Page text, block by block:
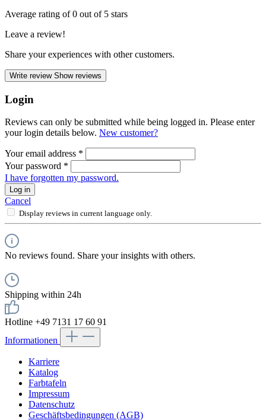
Average rating of 0 out of 5 stars
Leave a review!
Share your experiences with other customers.
Write review Show reviews
Login
Reviews can only be submitted while being logged in. Please enter
your login details below. New customer?
Your email address *
Your password *
I have forgotten my password.
Log in
Cancel
Display reviews in current language only.
No reviews found. Share your insights with others.
Shipping within 24h
Hotline +49 7131 17 60 91
Informationen
Karriere
Katalog
Farbtafeln
Impressum
Datenschutz
Geschäftsbedingungen (AGB)